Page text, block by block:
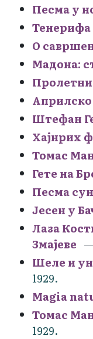
Песма у
Тенерифа
О
Мадона:
Априлско
Штефан
Хајнрих
Томас
Гете на
Песма
Јесен у
Лаза
Змајеве
Шеле и
1929.
Magia
Томас
1929.